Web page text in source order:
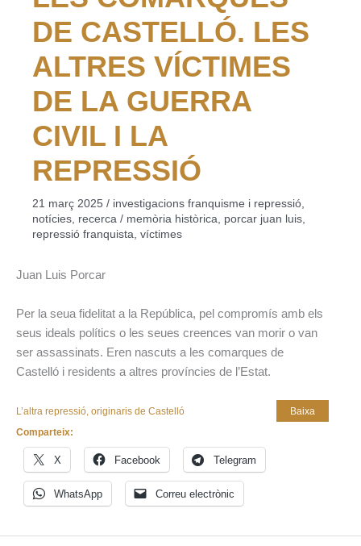
DE CASTELLÓ. LES
ALTRES VÍCTIMES
DE LA GUERRA
CIVIL I LA
REPRESSIÓ
21 març 2025 / investigacions franquisme i repressió,
notícies, recerca / memòria històrica, porcar juan luis,
repressió franquista, víctimes
Juan Luis Porcar
Per la seua fidelitat a la República, pel compromís amb els
seus ideals polítics o les seues creences van morir o van
ser assassinats. Eren nascuts a les comarques de
Castelló i residents a altres províncies de l’Estat.
L’altra repressió, originaris de Castelló Baixa
Comparteix:
X Facebook Telegram
WhatsApp Correu electrònic